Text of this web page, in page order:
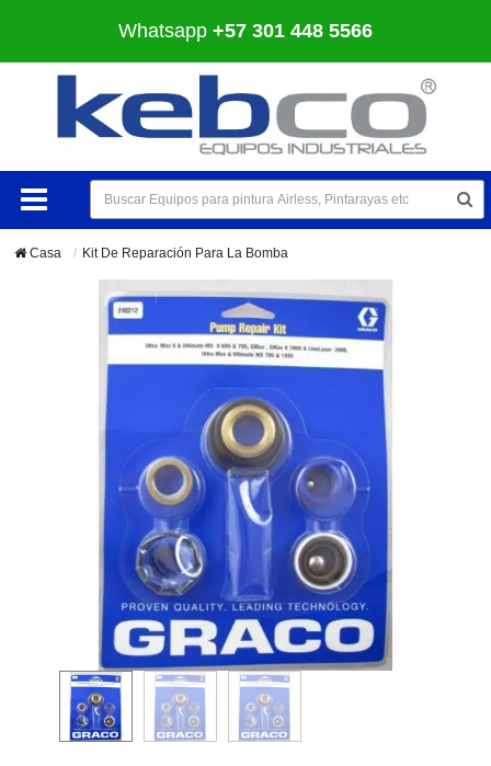
Whatsapp +57 301 448 5566
Casa Kit De Reparación Para La Bomba